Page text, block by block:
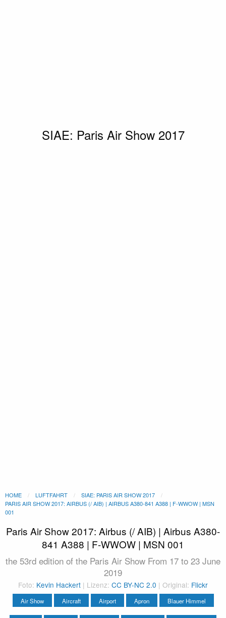
SIAE: Paris Air Show 2017
HOME LUFTFAHRT
SIAE: PARIS AIR SHOW 2017
PARIS AIR SHOW 2017: AIRBUS (/ AIB) | AIRBUS A380-841 A388 | F-WWOW | MSN
001
Paris Air Show 2017: Airbus (/ AIB) | Airbus A380-
841 A388 | F-WWOW | MSN 001
the 53rd edition of the Paris Air Show From 17 to 23 June
2019
Foto: Kevin Hackert | Lizenz: CC BY-NC 2.0 | Original: Flickr
Air Show Aircraft Airport Apron Blauer Himmel